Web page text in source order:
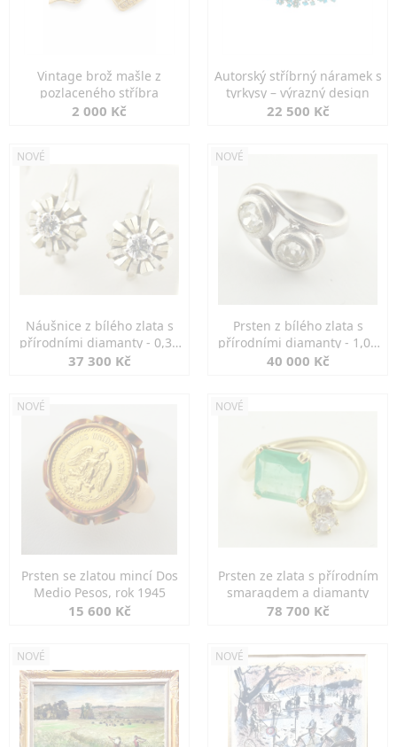
Vintage brož mašle z
pozlaceného stříbra
2 000 Kč
Autorský stříbrný náramek s
tyrkysy – výrazný design
22 500 Kč
NOVÉ
Náušnice z bílého zlata s
přírodními diamanty - 0,30
ct
37 300 Kč
NOVÉ
Prsten z bílého zlata s
přírodními diamanty - 1,00
ct
40 000 Kč
NOVÉ
Prsten se zlatou mincí Dos
Medio Pesos, rok 1945
15 600 Kč
NOVÉ
Prsten ze zlata s přírodním
smaragdem a diamanty
78 700 Kč
NOVÉ NOVÉ